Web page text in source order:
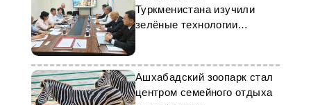
Туркменистана изучили
зелёные технологии
Ашхабадский зоопарк стал
центром семейного отдыха